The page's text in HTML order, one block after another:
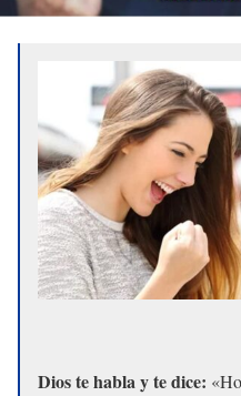
Dios te habla y te dice: